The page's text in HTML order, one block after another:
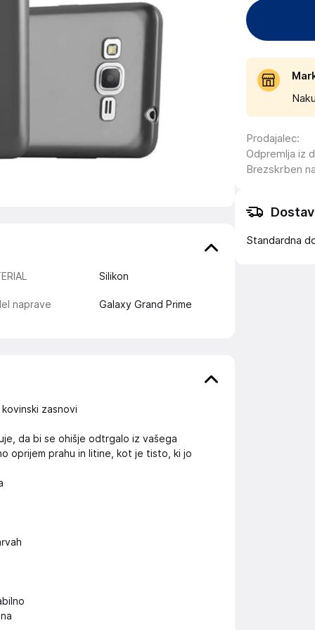
Silikon
naprave Galaxy Grand Prime
zasnovi
da bi se ohišje odtrgalo iz vašega
oprijem prahu in litine, kot je tisto, ki jo
Prodajalec:
Odpremlja iz
Brezskrben
Standardna